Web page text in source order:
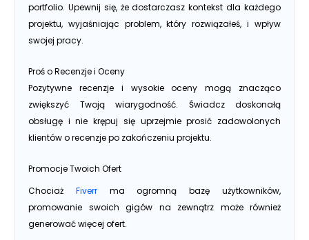
portfolio. Upewnij się, że dostarczasz kontekst dla każdego
projektu, wyjaśniając problem, który rozwiązałeś, i wpływ
swojej pracy.
Proś o Recenzje i Oceny
Pozytywne recenzje i wysokie oceny mogą znacząco
zwiększyć Twoją wiarygodność. Świadcz doskonałą
obsługę i nie krępuj się uprzejmie prosić zadowolonych
klientów o recenzje po zakończeniu projektu.
Promocje Twoich Ofert
Chociaż Fiverrma ogromną bazę użytkowników,
promowanie swoich gigów na zewnątrz może również
generować więcej ofert.